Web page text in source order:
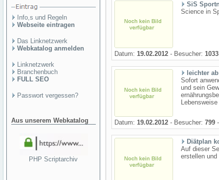
Info,s und Regeln
Webseite eintragen
Das Linknetzwerk
Webkatalog anmelden
Linknetzwerk
Branchenbuch
FULL SEO
Passwort vergessen?
Aus unserem Webkatalog
PHP Scriptarchiv
SiS
Science in
Datum: 19.02.2012 - Besucher: 1033
leichter
Sofort
und sein
Datum: 19.02.2012 - Besucher: 799
Diätplan
Auf dieser
erstellen